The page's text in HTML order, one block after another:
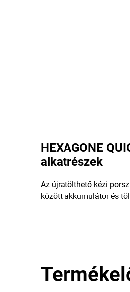
HEXAGONE
alkatrészek
Az újratölthető kézi
között akkumulátor és